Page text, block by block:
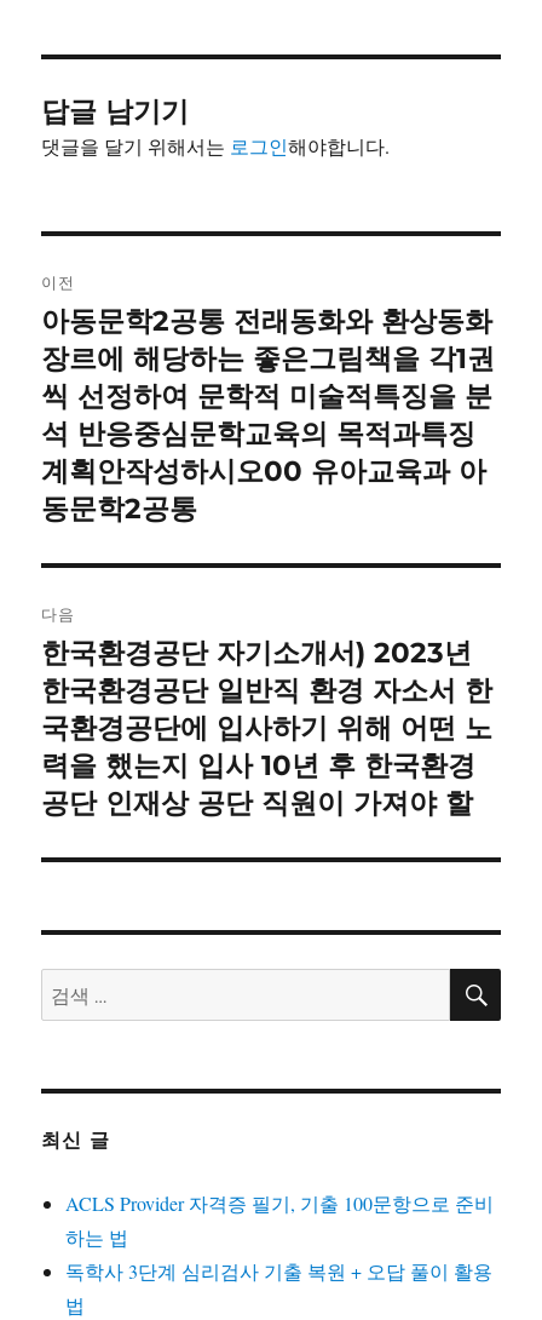
답글 남기기
댓글을 달기 위해서는 로그인해야합니다.
내
비
게
이
션
이전
이
전
글:
아동문학2공통 전래동화와 환상동화
장르에 해당하는 좋은그림책을 각1권
씩 선정하여 문학적 미술적특징을 분
석 반응중심문학교육의 목적과특징
계획안작성하시오00 유아교육과 아
동문학2공통
다음
다
음
글:
한국환경공단 자기소개서) 2023년
한국환경공단 일반직 환경 자소서 한
국환경공단에 입사하기 위해 어떤 노
력을 했는지 입사 10년 후 한국환경
공단 인재상 공단 직원이 가져야 할
검
색:
검
최신 글
ACLS Provider 자격증 필기, 기출 100문항으로 준비
하는 법
독학사 3단계 심리검사 기출 복원 + 오답 풀이 활용
법